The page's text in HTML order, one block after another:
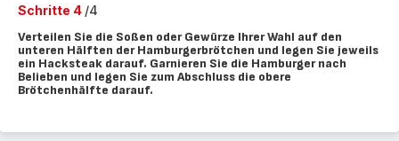
Schritte 4 /4
Verteilen Sie die Soßen oder Gewürze Ihrer Wahl auf den
unteren Hälften der Hamburgerbrötchen und legen Sie jeweils
ein Hacksteak darauf. Garnieren Sie die Hamburger nach
Belieben und legen Sie zum Abschluss die obere
Brötchenhälfte darauf.